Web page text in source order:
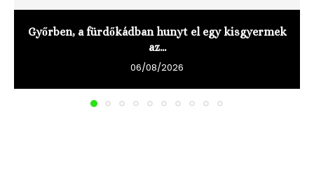
Győrben, a fürdőkádban hunyt el egy kisgyermek
az...
06/08/2026